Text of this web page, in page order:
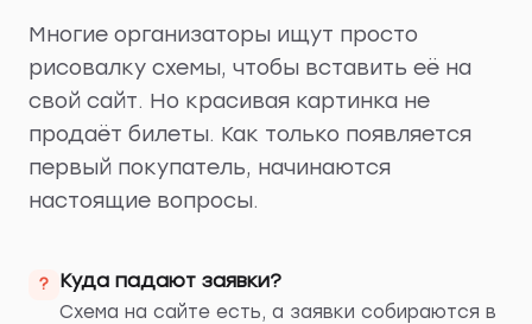
Многие организаторы ищут просто
рисовалку схемы, чтобы вставить её на
свой сайт. Но красивая картинка не
продаёт билеты. Как только появляется
первый покупатель, начинаются
настоящие вопросы.
? Куда падают заявки?
Схема на сайте есть, а заявки собираются в